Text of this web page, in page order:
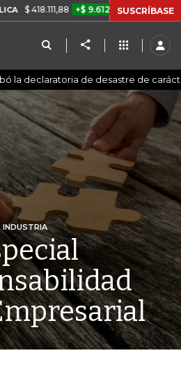
+$ 9.612,91 +2,35% TASA DE
SUSCRÍBASE
la declaratoria de desastre de
INDUSTRIA